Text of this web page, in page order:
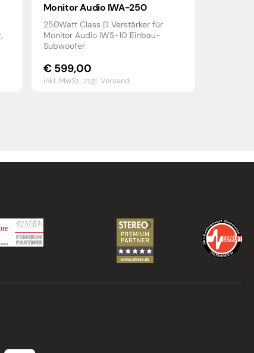
Monitor Audio IWA-250
250Watt Class D Verstärker für
Monitor Audio IWS-10 Einbau-
Subwoofer
€599,00
inkl. MwSt.,zzgl. Versand